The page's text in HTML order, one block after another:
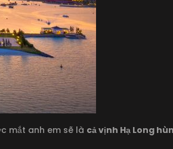
mắt anh em sẽ là cả vịnh Hạ Long